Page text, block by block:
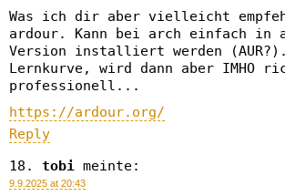
Was ich dir aber vielleicht
ardour. Kann bei arch einfach in
Version installiert werden
Lernkurve, wird dann aber IMHO
professionell...
https://ardour.org/
Reply
tobi meinte:
9.9.2025 at 20:43